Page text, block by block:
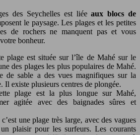
des Seychelles est liéeaux blocs de
le paysage. Les plages et les petites
de rochers ne manquent pas et vous
bonheur.
plage est située sur l’île de Mahé sur le
des plages les plus populaires de Mahé.
de sable a des vues magnifiques sur la
Il existe plusieurs centres de plongée.
plage est la plus longue sur Mahé,
agitée avec des baignades sûres et
une plage très large, avec des vagues
plaisir pour les surfeurs. Les courants